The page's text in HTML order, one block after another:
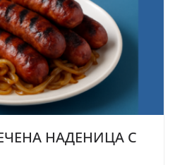
НАДЕНИЦА С